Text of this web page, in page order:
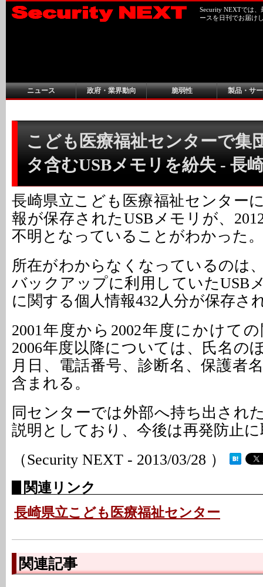
Security NEXTでは
ースを日刊でお届け
ニュース 政府・業界動向 脆弱性 製品・サ
こども医療福祉センターで集
タ含むUSBメモリを紛失 - 長
長崎県立こども医療福祉センター
報が保存されたUSBメモリが、
不明となっていることがわかった。
所在がわからなくなっているのは
バックアップに利用していたUSB
に関する個人情報432人分が保存さ
2001年度から2002年度にかけて
2006年度以降については、氏名の
月日、電話番号、診断名、保護者
含まれる。
同センターでは外部へ持ち出され
説明としており、今後は再発防止
（Security NEXT - 2013/03/28 ）
関連リンク
長崎県立こども医療福祉センター
関連記事